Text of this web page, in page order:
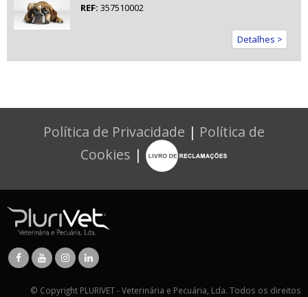
REF: 357510002
Detalhes >
Política de Privacidade | Política de
Cookies |
© Copyright PLURIVET - Veterinária e Pecuária, Lda. Todos os direitos